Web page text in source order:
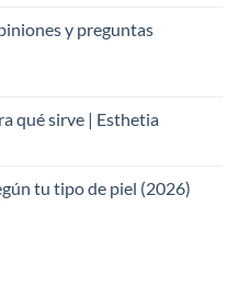
y preguntas
qué sirve | Esthetia
tu tipo de piel (2026)